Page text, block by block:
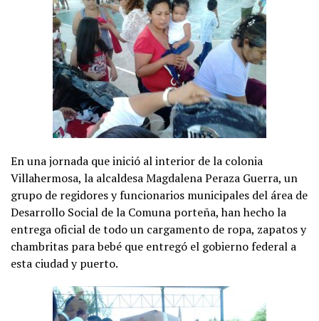
En una jornada que inició al interior de la colonia
Villahermosa, la alcaldesa Magdalena Peraza Guerra, un
grupo de regidores y funcionarios municipales del área de
Desarrollo Social de la Comuna porteña, han hecho la
entrega oficial de todo un cargamento de ropa, zapatos y
chambritas para bebé que entregó el gobierno federal a
esta ciudad y puerto.